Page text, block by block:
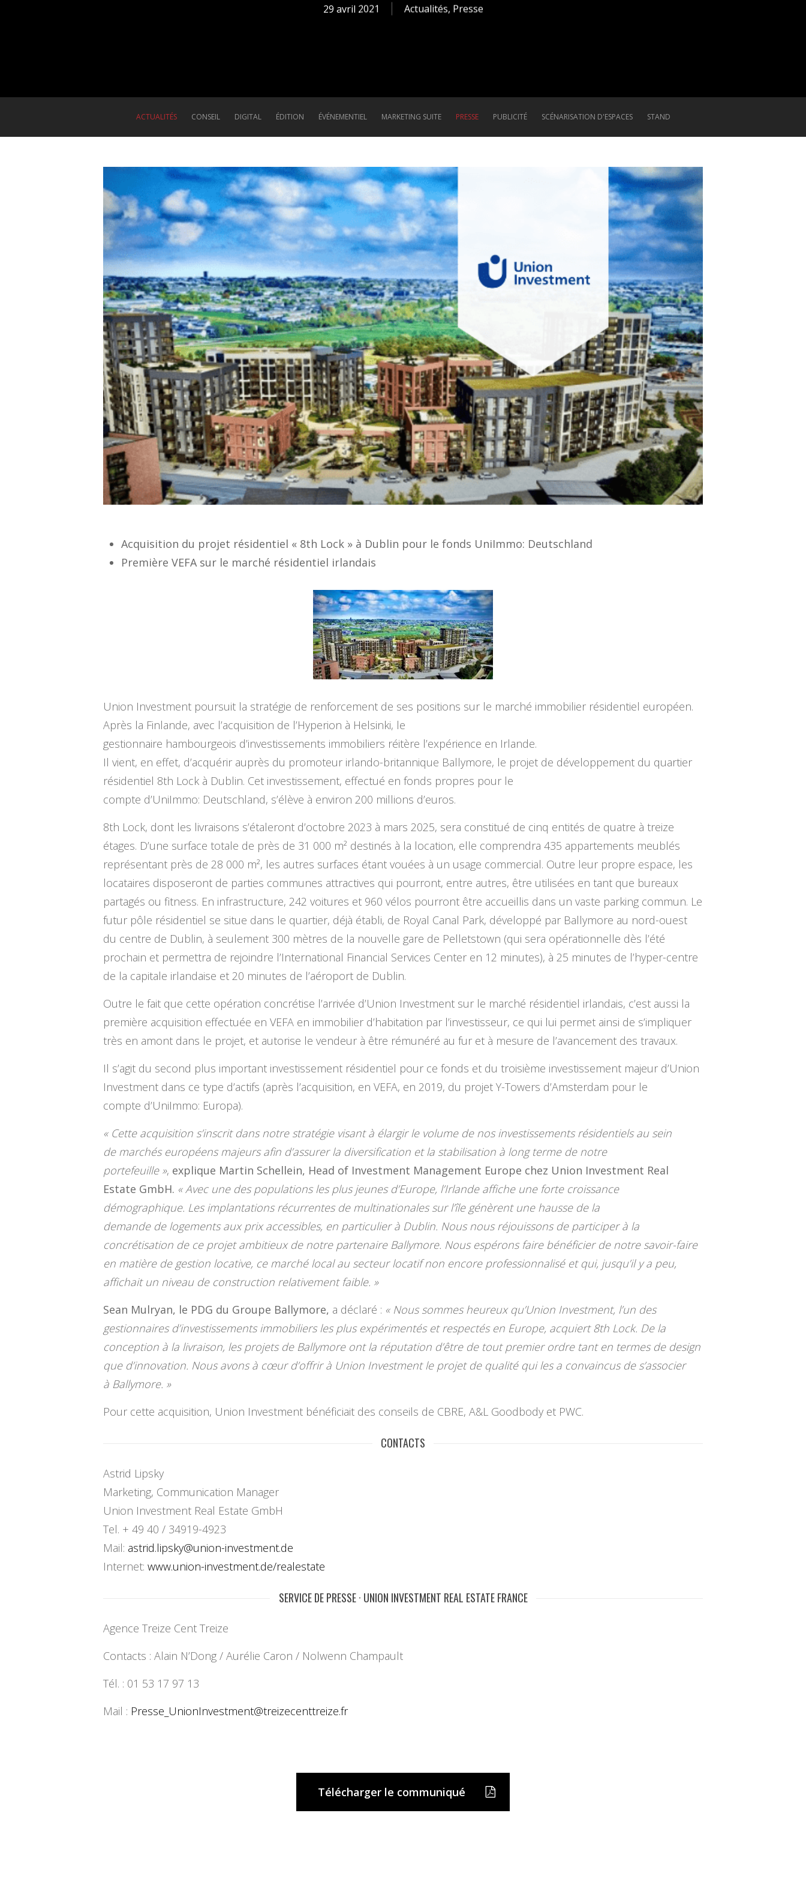
29 avril 2021 Actualités, Presse
ACTUALITÉS CONSEIL DIGITAL ÉDITION ÉVÉNEMENTIEL MARKETING SUITE PRESSE PUBLICITÉ SCÉNARISATION D'ESPACES STAND
Acquisition du projet résidentiel « 8th Lock » à Dublin pour le fonds UniImmo: Deutschland
Première VEFA sur le marché résidentiel irlandais
Union Investment poursuit la stratégie de renforcement de ses positions sur le marché immobilier résidentiel européen.
Après la Finlande, avec l’acquisition de l’Hyperion à Helsinki, le
gestionnaire hambourgeois d’investissements immobiliers réitère l’expérience en Irlande.
Il vient, en effet, d’acquérir auprès du promoteur irlando-britannique Ballymore, le projet de développement du quartier
résidentiel 8th Lock à Dublin. Cet investissement, effectué en fonds propres pour le
compte d’UniImmo: Deutschland, s’élève à environ 200 millions d’euros.
8th Lock, dont les livraisons s’étaleront d’octobre 2023 à mars 2025, sera constitué de cinq entités de quatre à treize
étages. D’une surface totale de près de 31 000 m² destinés à la location, elle comprendra 435 appartements meublés
représentant près de 28 000 m², les autres surfaces étant vouées à un usage commercial. Outre leur propre espace, les
locataires disposeront de parties communes attractives qui pourront, entre autres, être utilisées en tant que bureaux
partagés ou fitness. En infrastructure, 242 voitures et 960 vélos pourront être accueillis dans un vaste parking commun. Le
futur pôle résidentiel se situe dans le quartier, déjà établi, de Royal Canal Park, développé par Ballymore au nord-ouest
du centre de Dublin, à seulement 300 mètres de la nouvelle gare de Pelletstown (qui sera opérationnelle dès l’été
prochain et permettra de rejoindre l’International Financial Services Center en 12 minutes), à 25 minutes de l’hyper-centre
de la capitale irlandaise et 20 minutes de l’aéroport de Dublin.
Outre le fait que cette opération concrétise l’arrivée d’Union Investment sur le marché résidentiel irlandais, c’est aussi la
première acquisition effectuée en VEFA en immobilier d’habitation par l’investisseur, ce qui lui permet ainsi de s’impliquer
très en amont dans le projet, et autorise le vendeur à être rémunéré au fur et à mesure de l’avancement des travaux.
Il s’agit du second plus important investissement résidentiel pour ce fonds et du troisième investissement majeur d’Union
Investment dans ce type d’actifs (après l’acquisition, en VEFA, en 2019, du projet Y-Towers d’Amsterdam pour le
compte d’UniImmo: Europa).
« Cette acquisition s’inscrit dans notre stratégie visant à élargir le volume de nos investissements résidentiels au sein
de marchés européens majeurs afin d’assurer la diversification et la stabilisation à long terme de notre
portefeuille », explique Martin Schellein, Head of Investment Management Europe chez Union Investment Real
Estate GmbH. « Avec une des populations les plus jeunes d’Europe, l’Irlande affiche une forte croissance
démographique. Les implantations récurrentes de multinationales sur l’île génèrent une hausse de la
demande de logements aux prix accessibles, en particulier à Dublin. Nous nous réjouissons de participer à la
concrétisation de ce projet ambitieux de notre partenaire Ballymore. Nous espérons faire bénéficier de notre savoir-faire
en matière de gestion locative, ce marché local au secteur locatif non encore professionnalisé et qui, jusqu’il y a peu,
affichait un niveau de construction relativement faible. »
Sean Mulryan, le PDG du Groupe Ballymore, a déclaré : « Nous sommes heureux qu’Union Investment, l’un des
gestionnaires d’investissements immobiliers les plus expérimentés et respectés en Europe, acquiert 8th Lock. De la
conception à la livraison, les projets de Ballymore ont la réputation d’être de tout premier ordre tant en termes de design
que d’innovation. Nous avons à cœur d’offrir à Union Investment le projet de qualité qui les a convaincus de s’associer
à Ballymore. »
Pour cette acquisition, Union Investment bénéficiait des conseils de CBRE, A&L Goodbody et PWC.
CONTACTS
Astrid Lipsky
Marketing, Communication Manager
Union Investment Real Estate GmbH
Tel. + 49 40 / 34919-4923
Mail: astrid.lipsky@union-investment.de
Internet:www.union-investment.de/realestate
SERVICE DE PRESSE · UNION INVESTMENT REAL ESTATE FRANCE
Agence Treize Cent Treize
Contacts : Alain N’Dong / Aurélie Caron / Nolwenn Champault
Tél. : 01 53 17 97 13
Mail : Presse_UnionInvestment@treizecenttreize.fr
Télécharger le communiqué